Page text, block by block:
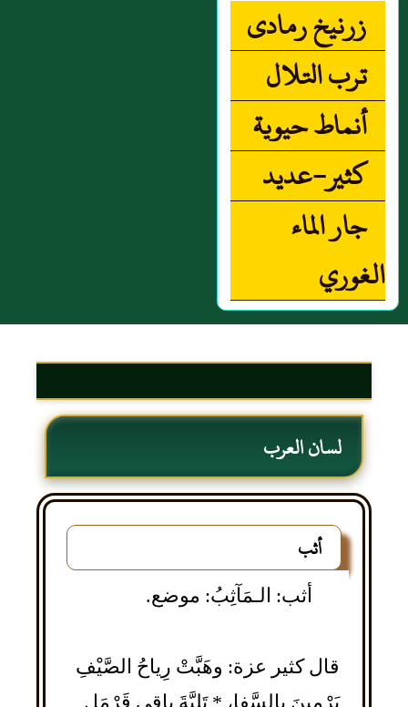
زرنيخ رمادى
ترب التلال
أنماط حيوية
كثير-عديد
جار الماء
الغوري
لسان العرب
أثب
أثب: الـمَآثِبُ: موضع.
قال كثير عزة: وهَبَّتْ رِياحُ الصَّيْفِ